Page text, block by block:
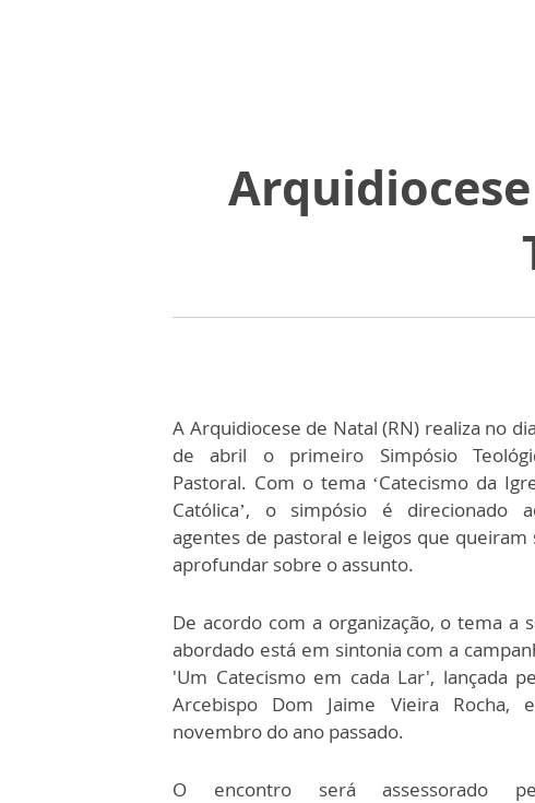
A Arquidiocese de Natal (RN) realiza no
de abril o primeiro Simpósio
Pastoral. Com o tema ‘Catecismo da
Católica’, o simpósio é direcionado
agentes de pastoral e leigos que queiram
aprofundar sobre o assunto.
De acordo com a organização, o tema a
abordado está em sintonia com a
'Um Catecismo em cada Lar', lançada
Arcebispo Dom Jaime Vieira Rocha,
novembro do ano passado.
O encontro será assessorado